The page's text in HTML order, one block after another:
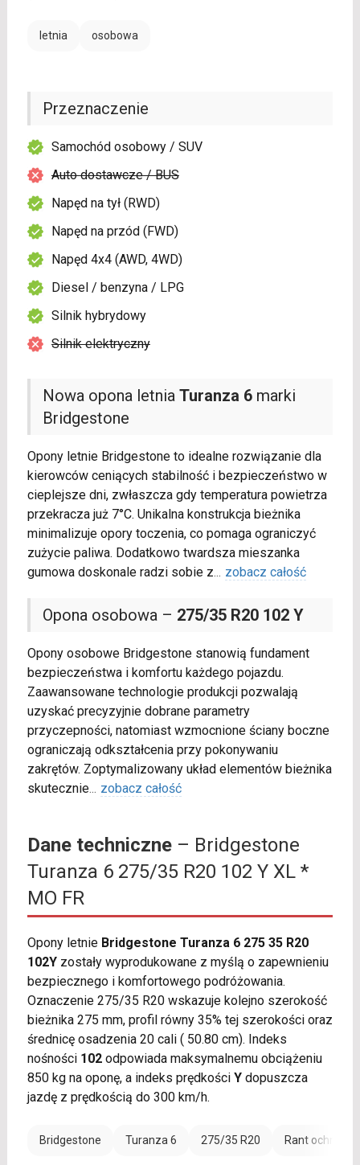
letnia osobowa
Nowa opona letnia Turanza 6marki
Bridgestone
Opony letnie Bridgestone to idealne rozwiązanie dla
kierowców ceniących stabilność i bezpieczeństwo w
cieplejsze dni, zwłaszcza gdy temperatura powietrza
przekracza już 7°C. Unikalna konstrukcja bieżnika
minimalizuje opory toczenia, co pomaga ograniczyć
zużycie paliwa. Dodatkowo twardsza mieszanka
gumowa doskonale radzi sobie z... zobacz całość
Opona osobowa – 275/35 R20 102 Y
Opony osobowe Bridgestone stanowią fundament
bezpieczeństwa i komfortu każdego pojazdu.
Zaawansowane technologie produkcji pozwalają
uzyskać precyzyjnie dobrane parametry
przyczepności, natomiast wzmocnione ściany boczne
ograniczają odkształcenia przy pokonywaniu
zakrętów. Zoptymalizowany układ elementów bieżnika
skutecznie... zobacz całość
Przeznaczenie
Samochód osobowy / SUV
Auto dostawcze / BUS
Napęd na tył (RWD)
Napęd na przód (FWD)
Napęd 4x4 (AWD, 4WD)
Diesel / benzyna / LPG
Silnik hybrydowy
Silnik elektryczny
Dane techniczne– Bridgestone
Turanza 6 275/35 R20 102 Y XL *
MO FR
Opony letnie Bridgestone Turanza 6 275 35 R20
102Yzostały wyprodukowane z myślą o zapewnieniu
bezpiecznego i komfortowego podróżowania.
Oznaczenie 275/35 R20 wskazuje kolejno szerokość
bieżnika 275 mm, profil równy 35% tej szerokości oraz
średnicę osadzenia 20 cali ( 50.80 cm). Indeks
nośności 102odpowiada maksymalnemu obciążeniu
850 kg na oponę, a indeks prędkości Ydopuszcza
jazdę z prędkością do 300 km/h.
Bridgestone Turanza 6 275/35 R20 Rant ochronny